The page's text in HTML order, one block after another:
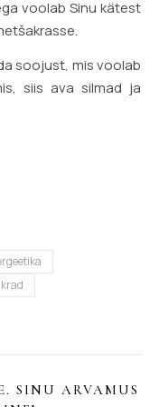
voolab Sinu kätest
soojust, mis voolab
siis ava silmad ja
SINU ARVAMUS